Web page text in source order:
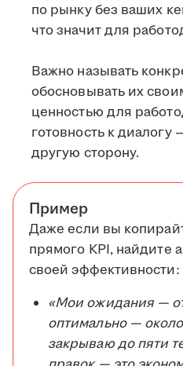
по рынку без ваших
что значит для
Важно называть
обосновывать их
ценностью для
готовность к
другую сторону.
Пример
Даже если вы
прямого KPI, найдите
своей эффективности:
«Мои ожидания —
оптимально —
закрываю до пяти